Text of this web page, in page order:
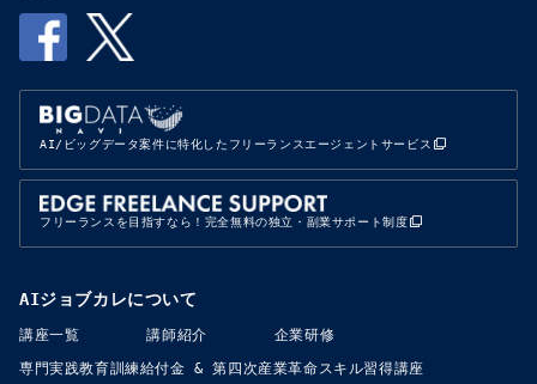
AI/ビッグデータ案件に特化したフリーランスエージェントサービス
フリーランスを目指すなら！完全無料の独立・副業サポート制度
AIジョブカレについて
講座一覧 講師紹介
企業研修
専門実践教育訓練給付金​​ & 第四次産業革命スキル習得講座